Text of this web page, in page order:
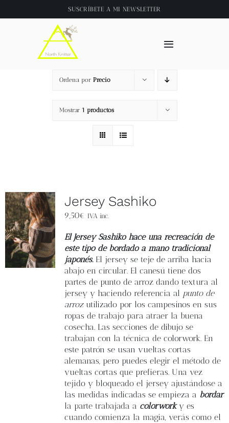
al
SUSCRÍBETE A MI NEWSLETTER
Toggle
Inicio
About
Tienda
Videos
Blog
Contacto
Newsletter
Carrito
Ordena por Precio
Mostrar 1 productos
Jersey Sashiko
9,50€ IVA inc.
El Jersey Sashiko hace una recreación de
este tipo de bordado a mano tradicional
japonés.El jersey se teje de arriba hacia
abajo en circular. El canesú tiene dos
partes de punto de arroz dando textura al
jersey y haciendo referencia al punto de
arrozutilizado por los campesinos en sus
ropas de trabajo para atraer la buena
cosecha. Las secciones de dibujo se
trabajan con la técnica de colorwork. En
este patrón se usan vueltas cortas
alemanas, pero puedes elegir el método de
vueltas cortas que prefieras. Una vez
tejido y bloqueado el jersey ajustándose a
las medidas indicadas se empieza a bordar
la parte trabajada a colorwork y es
cuando comienza la magia, verás como el